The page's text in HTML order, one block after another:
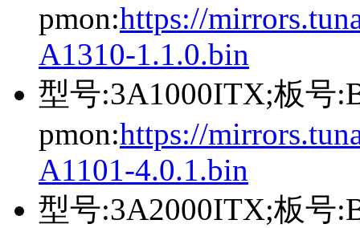
pmon:https://
A1310-1.1.0.bin
型号:3A1000ITX;板号
pmon:https://
A1101-4.0.1.bin
型号:3A2000ITX;板号